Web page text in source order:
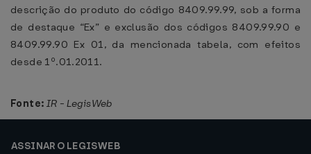
descrição do produto do código 8409.99.99, sob a forma
de destaque “Ex” e exclusão dos códigos 8409.99.90 e
8409.99.90 Ex 01, da mencionada tabela, com efeitos
desde 1º.01.2011.
Fonte: IR - LegisWeb
ASSINAR O LEGISWEB